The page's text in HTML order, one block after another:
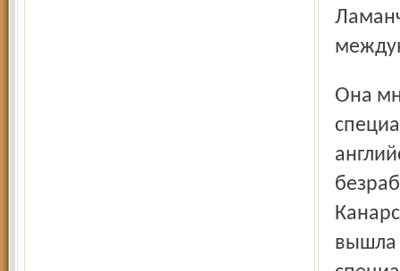
Она много чего там успела. Получила ещё две
вышла